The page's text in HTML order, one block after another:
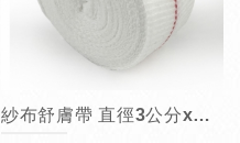
紗布舒膚帶 直徑3公分x長5米